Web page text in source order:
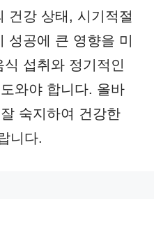
건강 상태, 시기적절
성공에 큰 영향을 미
섭취와 정기적인
와야 합니다. 올바
숙지하여 건강한
니다.